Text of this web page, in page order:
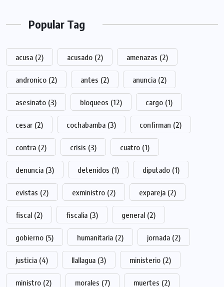
Popular Tag
acusa (2) acusado (2) amenazas (2)
andronico (2) antes (2) anuncia (2)
asesinato (3) bloqueos (12) cargo (1)
cesar (2) cochabamba (3) confirman (2)
contra (2) crisis (3) cuatro (1)
denuncia (3) detenidos (1) diputado (1)
evistas (2) exministro (2) expareja (2)
fiscal (2) fiscalia (3) general (2)
gobierno (5) humanitaria (2) jornada (2)
justicia (4) llallagua (3) ministerio (2)
ministro (2) morales (7) muertes (2)